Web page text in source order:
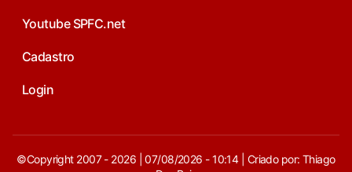
Youtube SPFC.net
Cadastro
Login
©Copyright 2007 - 2026 | 07/08/2026 - 10:14 | Criado por: Thiago